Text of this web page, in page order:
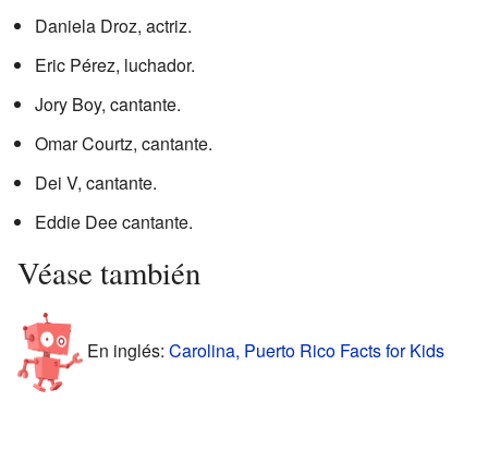
Daniela Droz, actriz.
Eric Pérez, luchador.
Jory Boy, cantante.
Omar Courtz, cantante.
Dei V, cantante.
Eddie Dee cantante.
Véase también
En inglés: Carolina, Puerto Rico Facts for Kids